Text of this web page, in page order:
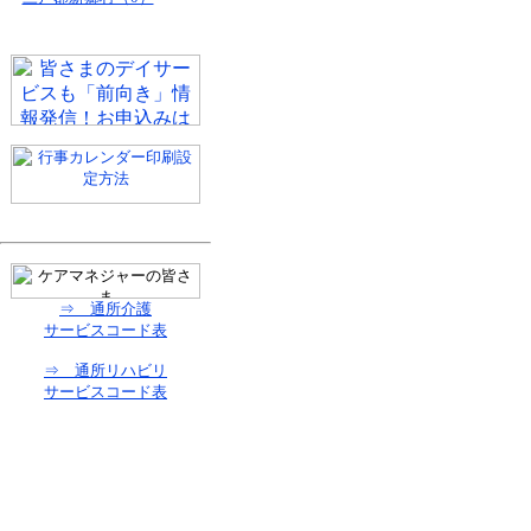
⇒ 通所介護
サービスコード表
⇒ 通所リハビリ
サービスコード表